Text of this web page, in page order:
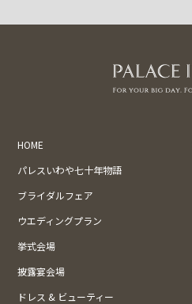
HOME
パレスいわや七十年物語
ブライダルフェア
ウエディングプラン
挙式会場
披露宴会場
ドレス & ビューティー